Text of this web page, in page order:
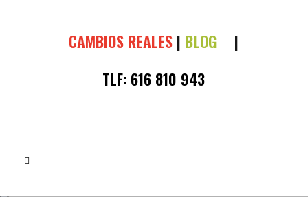
CAMBIOS REALES | BLOG
|
TLF: 616 810 943